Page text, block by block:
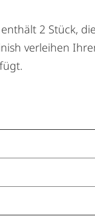
2 Stück,
verleihen